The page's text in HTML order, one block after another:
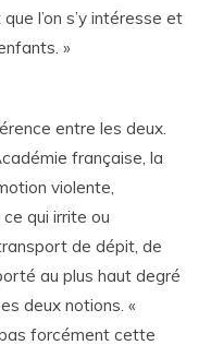
l’on s’y intéresse et
»
entre les deux.
française, la
violente,
qui irrite ou
de dépit, de
au plus haut degré
deux notions. «
forcément cette